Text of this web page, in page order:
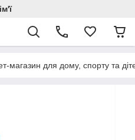
магазин для дому, спорту та